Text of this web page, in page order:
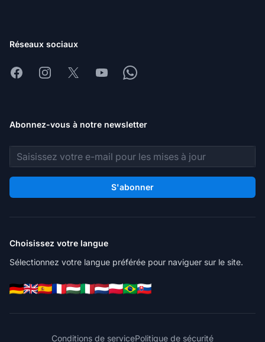
Réseaux sociaux
FacebookInstagram
X YoutubeWhatsapp
Abonnez-vous à notre newsletter
Adresse e-mail
S'abonner
Choisissez votre langue
Sélectionnez votre langue préférée pour naviguer sur le site.
Conditions de servicePolitique de sécurité